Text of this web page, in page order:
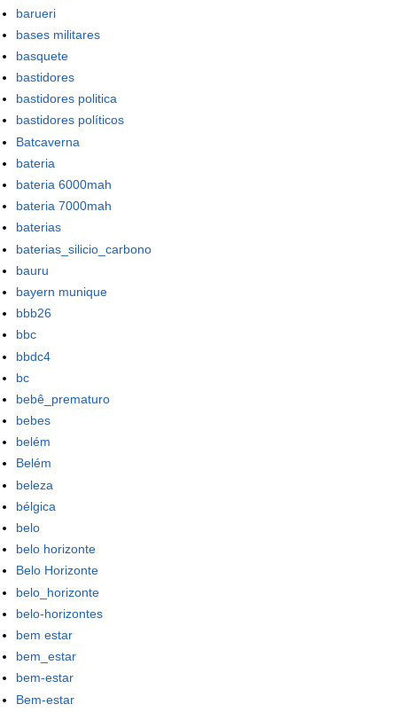
barueri
bases militares
basquete
bastidores
bastidores politica
bastidores políticos
Batcaverna
bateria
bateria 6000mah
bateria 7000mah
baterias
baterias_silicio_carbono
bauru
bayern munique
bbb26
bbc
bbdc4
bc
bebê_prematuro
bebes
belém
Belém
beleza
bélgica
belo
belo horizonte
Belo Horizonte
belo_horizonte
belo-horizontes
bem estar
bem_estar
bem-estar
Bem-estar